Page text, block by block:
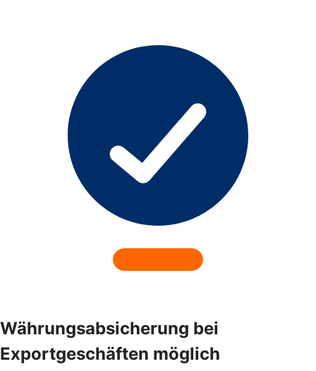
Währungsabsicherung bei
Exportgeschäften möglich